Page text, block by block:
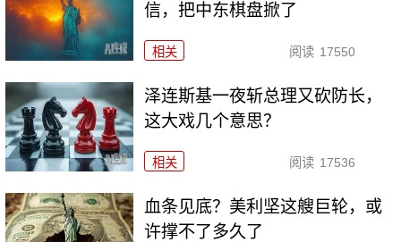
信，把中东棋盘掀了
相关 阅读 17550
泽连斯基一夜斩总理又砍防长，
这大戏几个意思？
相关 阅读 17536
血条见底？美利坚这艘巨轮，或
许撑不了多久了